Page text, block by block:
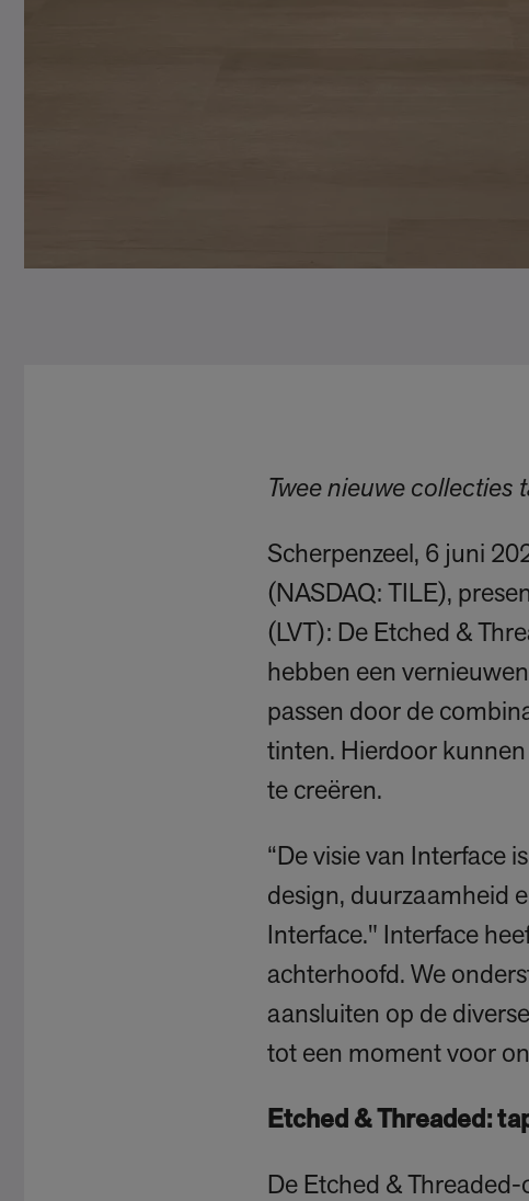
Twee nieuwe collecties
Scherpenzeel, 6 juni
(NASDAQ: TILE),
(LVT): De Etched &
hebben een
passen door de
tinten. Hierdoor
te creëren.
“De visie van Interface
design, duurzaamheid
Interface." Interface
achterhoofd. We
aansluiten op de
tot een moment voor
Etched & Threaded:
De Etched &